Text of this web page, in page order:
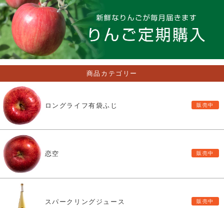
商品カテゴリー
ロングライフ有袋ふじ
恋空
スパークリングジュース